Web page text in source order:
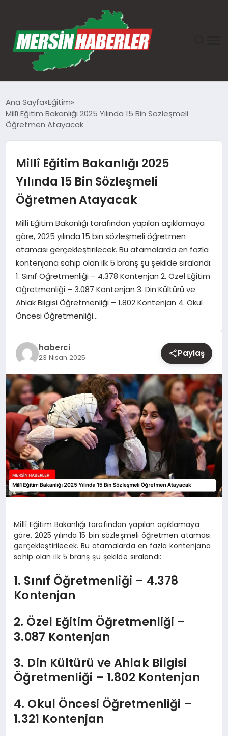
GÜNDEM
TEKNOLOJI
SPOR
YAŞAM
EĞITIM
Ana Sayfa Eğitim
Millî Eğitim Bakanlığı 2025 Yılında 15 Bin Sözleşmeli
Öğretmen Atayacak
Millî Eğitim Bakanlığı 2025
Yılında 15 Bin Sözleşmeli
Öğretmen Atayacak
Millî Eğitim Bakanlığı tarafından yapılan açıklamaya
göre, 2025 yılında 15 bin sözleşmeli öğretmen
ataması gerçekleştirilecek. Bu atamalarda en fazla
kontenjana sahip olan ilk 5 branş şu şekilde sıralandı:
1. Sınıf Öğretmenliği – 4.378 Kontenjan 2. Özel Eğitim
Öğretmenliği – 3.087 Kontenjan 3. Din Kültürü ve
Ahlak Bilgisi Öğretmenliği – 1.802 Kontenjan 4. Okul
Öncesi Öğretmenliği…
haberci
23 Nisan 2025 Paylaş
Millî Eğitim Bakanlığı tarafından yapılan açıklamaya
göre, 2025 yılında 15 bin sözleşmeli öğretmen ataması
gerçekleştirilecek. Bu atamalarda en fazla kontenjana
sahip olan ilk 5 branş şu şekilde sıralandı:
1. Sınıf Öğretmenliği – 4.378
Kontenjan
2. Özel Eğitim Öğretmenliği –
3.087 Kontenjan
3. Din Kültürü ve Ahlak Bilgisi
Öğretmenliği – 1.802 Kontenjan
4. Okul Öncesi Öğretmenliği –
1.321 Kontenjan